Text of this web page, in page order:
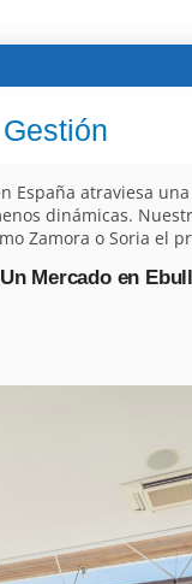
España atraviesa
dinámicas.
Zamora o Soria el
Mercado en